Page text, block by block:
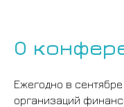
О
Ежегодно в
организаций